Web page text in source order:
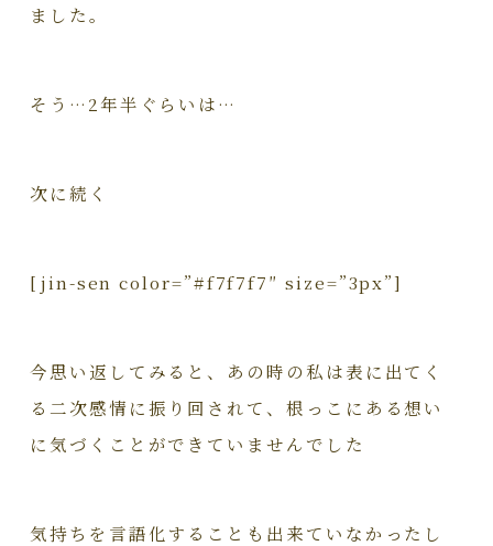
ました。
そう…2年半ぐらいは…
次に続く
[jin-sen color=”#f7f7f7″ size=”3px”]
今思い返してみると、あの時の私は表に出てく
る二次感情に振り回されて、根っこにある想い
に気づくことができていませんでした
気持ちを言語化することも出来ていなかったし